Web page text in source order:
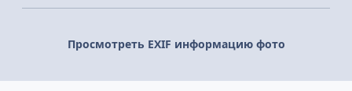
Просмотреть EXIF информацию фото